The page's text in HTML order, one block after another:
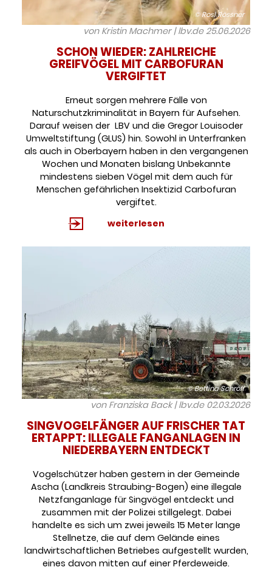
© Rosl Rössner
von Kristin Machmer | lbv.de25.06.2026
SCHON WIEDER: ZAHLREICHE
GREIFVÖGEL MIT CARBOFURAN
VERGIFTET
Erneut sorgen mehrere Fälle von
Naturschutzkriminalität in Bayern für Aufsehen.
Darauf weisen der LBV und die Gregor Louisoder
Umweltstiftung (GLUS) hin. Sowohl in Unterfranken
als auch in Oberbayern haben in den vergangenen
Wochen und Monaten bislang Unbekannte
mindestens sieben Vögel mit dem auch für
Menschen gefährlichen Insektizid Carbofuran
vergiftet.
weiterlesen
© Bettina Schröfl
von Franziska Back | lbv.de 02.03.2026
SINGVOGELFÄNGER AUF FRISCHER TAT
ERTAPPT: ILLEGALE FANGANLAGEN IN
NIEDERBAYERN ENTDECKT
Vogelschützer haben gestern in der Gemeinde
Ascha (Landkreis Straubing-Bogen) eine illegale
Netzfanganlage für Singvögel entdeckt und
zusammen mit der Polizei stillgelegt. Dabei
handelte es sich um zwei jeweils 15 Meter lange
Stellnetze, die auf dem Gelände eines
landwirtschaftlichen Betriebes aufgestellt wurden,
eines davon mitten auf einer Pferdeweide.